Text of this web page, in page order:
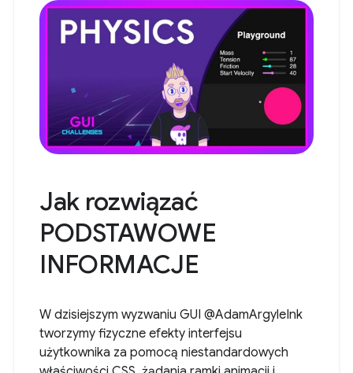
Jak rozwiązać
PODSTAWOWE
INFORMACJE
W dzisiejszym wyzwaniu GUI @AdamArgyleInk
tworzymy fizyczne efekty interfejsu
użytkownika za pomocą niestandardowych